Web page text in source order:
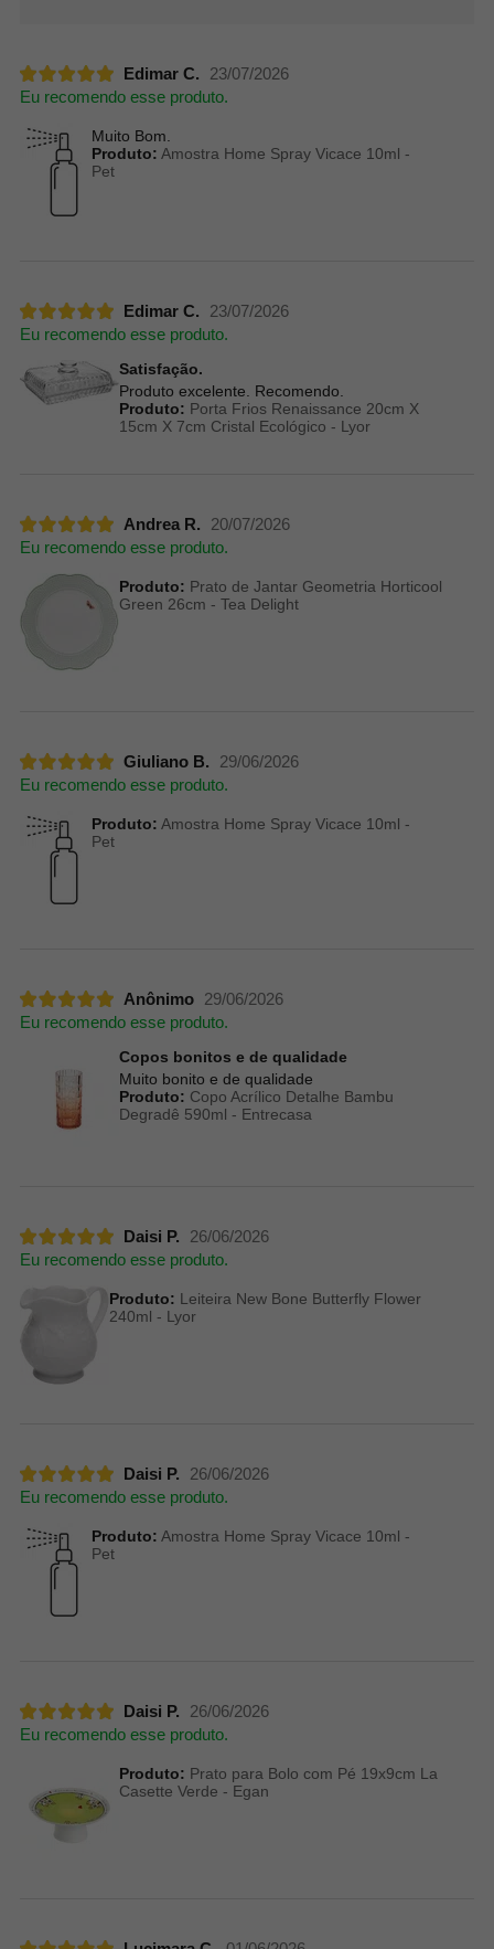
Edimar C.
23/07/2026
Eu recomendo esse produto.
Muito Bom.
Produto: Amostra Home Spray Vicace 10ml -
Pet
Edimar C.
23/07/2026
Eu recomendo esse produto.
Satisfação.
Produto excelente. Recomendo.
Produto: Porta Frios Renaissance 20cm X
15cm X 7cm Cristal Ecológico - Lyor
Andrea R.
20/07/2026
Eu recomendo esse produto.
Produto: Prato de Jantar Geometria Horticool
Green 26cm - Tea Delight
Giuliano B.
29/06/2026
Eu recomendo esse produto.
Produto: Amostra Home Spray Vicace 10ml -
Pet
Anônimo
29/06/2026
Eu recomendo esse produto.
Copos bonitos e de qualidade
Muito bonito e de qualidade
Produto: Copo Acrílico Detalhe Bambu
Degradê 590ml - Entrecasa
Daisi P.
26/06/2026
Eu recomendo esse produto.
Produto: Leiteira New Bone Butterfly Flower
240ml - Lyor
Daisi P.
26/06/2026
Eu recomendo esse produto.
Produto: Amostra Home Spray Vicace 10ml -
Pet
Daisi P.
26/06/2026
Eu recomendo esse produto.
Produto: Prato para Bolo com Pé 19x9cm La
Casette Verde - Egan